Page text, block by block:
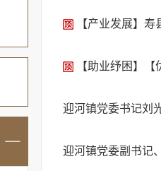
【产业发展】寿
【助业纾困】【
迎河镇党委书记刘
迎河镇党委副书记